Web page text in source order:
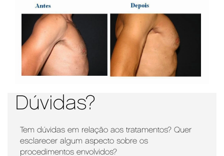
Dúvidas?
Tem dúvidas em relação aos tratamentos? Quer
esclarecer algum aspecto sobre os
procedimentos envolvidos?